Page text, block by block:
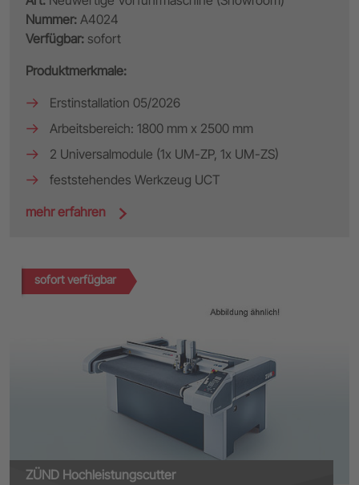
Nummer: A4024
Verfügbar: sofort
Produktmerkmale:
Erstinstallation 05/2026
Arbeitsbereich: 1800 mm x 2500 mm
2 Universalmodule (1x UM-ZP, 1x UM-ZS)
feststehendes Werkzeug UCT
mehr erfahren
sofort verfügbar
ZÜND Hochleistungscutter